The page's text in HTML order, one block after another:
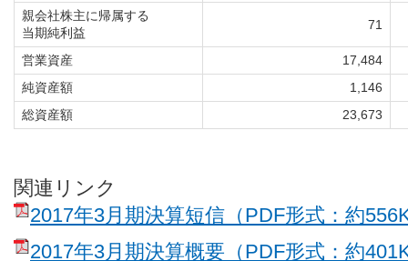
親会社株主に帰属する
当期純利益
71
営業資産
17,484
純資産額
1,146
総資産額
23,673
関連リンク
2017年3月期決算短信（PDF形式：約
2017年3月期決算概要（PDF形式：約